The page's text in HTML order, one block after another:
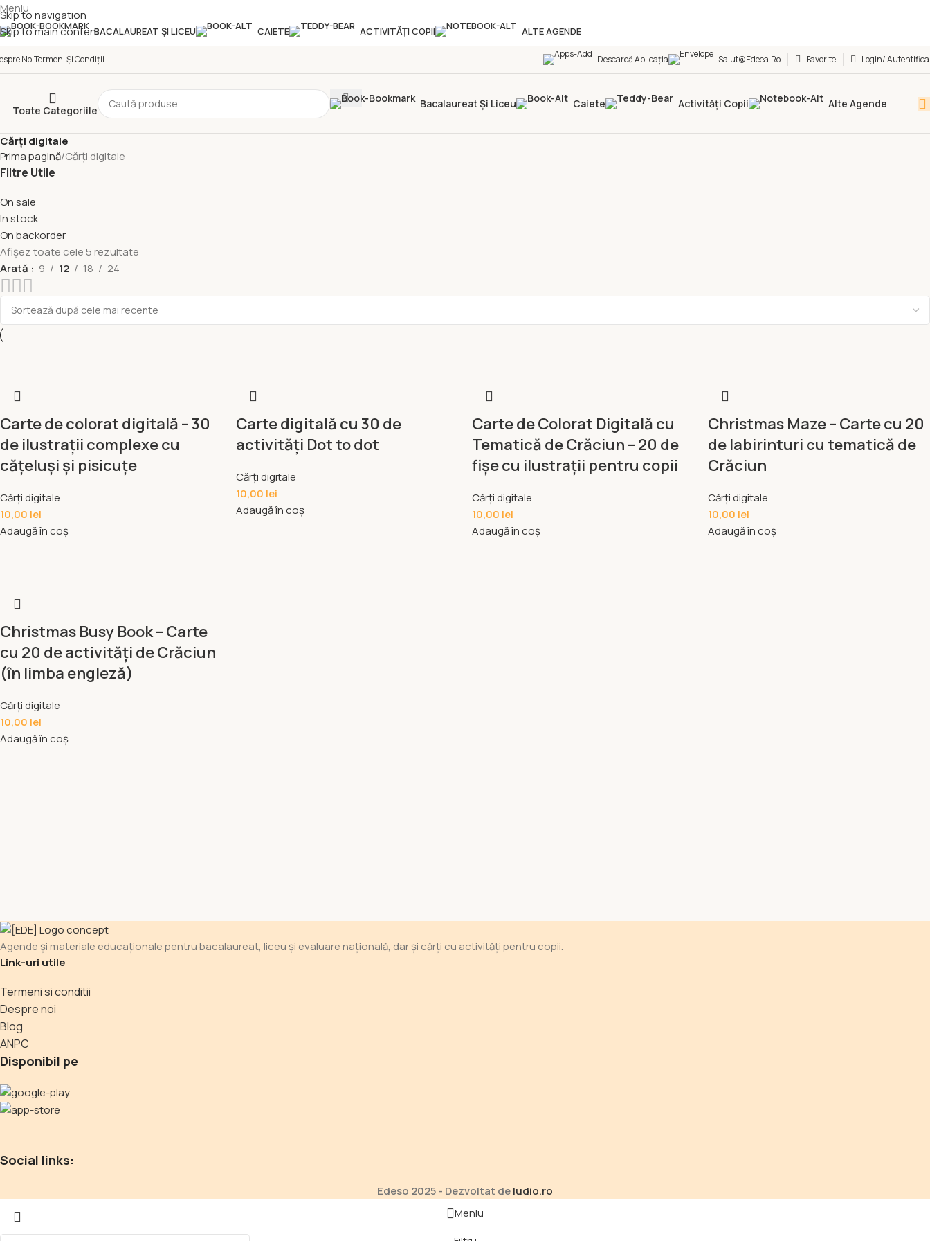
Skip to navigation
Skip to main content
Meniu
BACALAUREAT ȘI LICEU CAIETE ACTIVITĂȚI COPII ALTE AGENDE
NoiTermeni Și Condiții Descarcă Aplicația Salut@edeea.ro Favorite Login/
Toate Categoriile
Bacalaureat Și Liceu Caiete Activități Copii Alte Agende
Cărți digitale
Prima pagină Cărți digitale
Filtre Utile
On sale
In stock
On backorder
Afișez toate cele 5 rezultate
Arată
9 12 18 24
Carte de colorat digitală – 30
de ilustrații complexe cu
cățeluși și pisicuțe
Cărți digitale
10,00 lei
Adaugă în coș
Carte digitală cu 30 de
activități Dot to dot
Cărți digitale
10,00 lei
Adaugă în coș
Carte de Colorat Digitală cu
Tematică de Crăciun – 20 de
fişe cu ilustrații pentru copii
Cărți digitale
10,00 lei
Adaugă în coș
Christmas Maze – Carte cu 20
de labirinturi cu tematică de
Crăciun
Cărți digitale
10,00 lei
Adaugă în coș
Christmas Busy Book – Carte
cu 20 de activități de Crăciun
(în limba engleză)
Cărți digitale
10,00 lei
Adaugă în coș
Agende și materiale educaționale pentru bacalaureat, liceu și evaluare națională, dar și cărți cu activități pentru copii.
Link-uri utile
Termeni si conditii
Despre noi
Blog
ANPC
Disponibil pe
Social links:
Edeso 2025 - Dezvoltat deludio.ro
Meniu